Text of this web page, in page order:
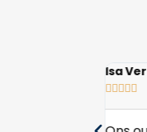
Isa
    